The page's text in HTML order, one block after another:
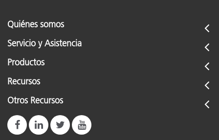
Quiénes somos
Servicio y Asistencia
Productos
Recursos
Otros Recursos